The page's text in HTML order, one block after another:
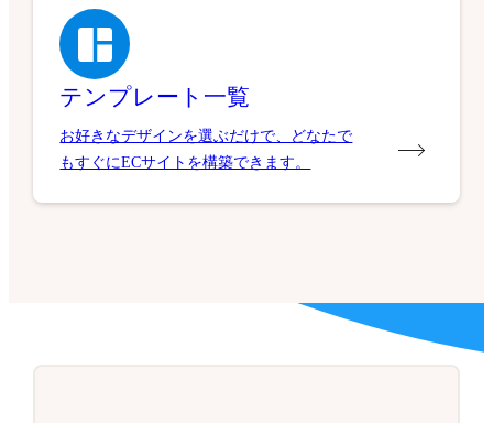
テンプレート一覧
お好きなデザインを選ぶだけで、どなたで
もすぐにECサイトを構築できます。